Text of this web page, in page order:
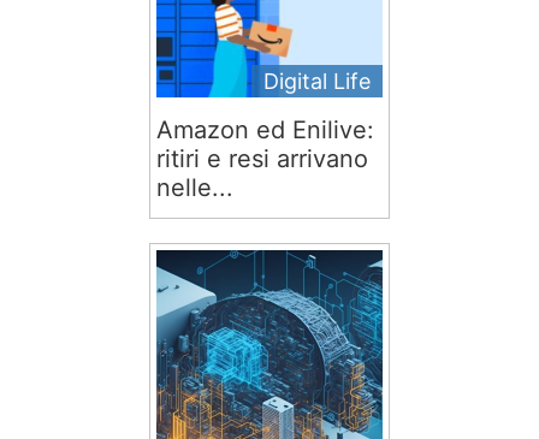
Digital Life
Amazon ed Enilive:
ritiri e resi arrivano
nelle...